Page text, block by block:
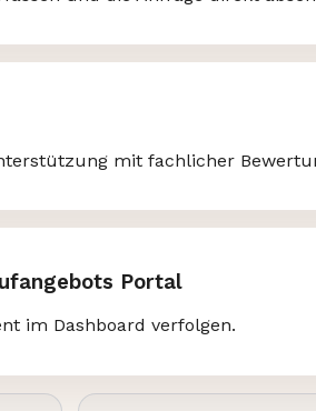
mit fachlicher
Portal
im Dashboard verfolgen.